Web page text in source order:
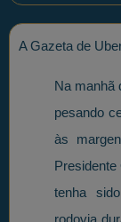
A Gazeta de
Na manhã
pesando
às
Presidente
tenha
rodovia